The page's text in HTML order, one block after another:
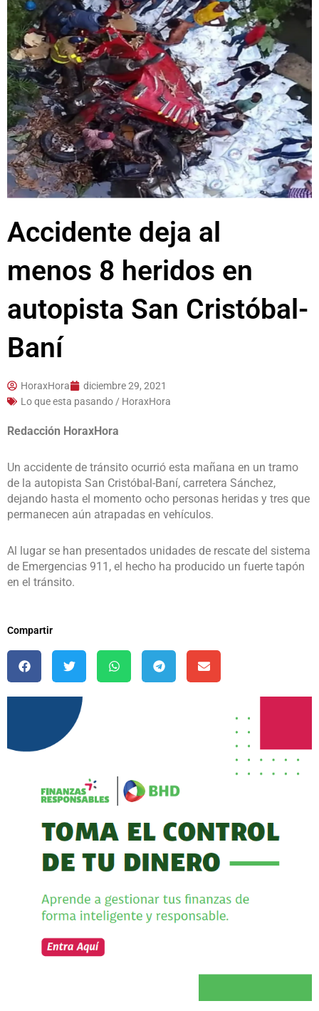
Accidente deja al
menos 8 heridos en
autopista San Cristóbal-
Baní
HoraxHora
diciembre 29, 2021
Lo que esta pasando / HoraxHora
Redacción HoraxHora
Un accidente de tránsito ocurrió esta mañana en un tramo
de la autopista San Cristóbal-Baní, carretera Sánchez,
dejando hasta el momento ocho personas heridas y tres que
permanecen aún atrapadas en vehículos.
Al lugar se han presentados unidades de rescate del sistema
de Emergencias 911, el hecho ha producido un fuerte tapón
en el tránsito.
Compartir